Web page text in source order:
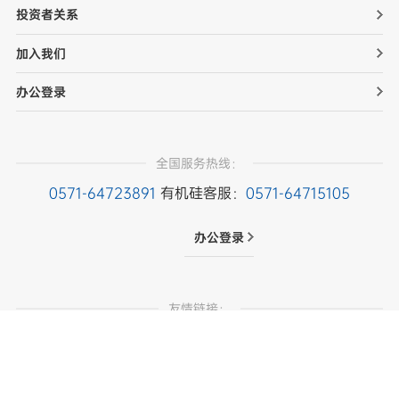
投资者关系
加入我们
办公登录
全国服务热线：
0571-64723891 有机硅客服： 0571-64715105
办公登录
友情链接：